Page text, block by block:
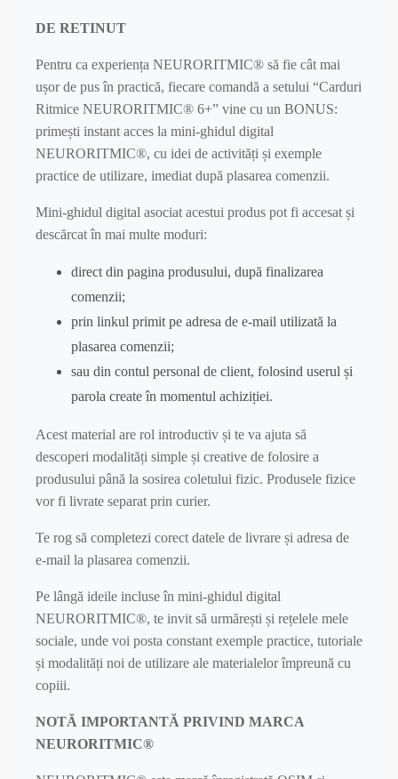
DE RETINUT
Pentru ca experiența NEURORITMIC® să fie cât mai
ușor de pus în practică, fiecare comandă a setului “Carduri
Ritmice NEURORITMIC® 6+” vine cu un BONUS:
primești instant acces la mini-ghidul digital
NEURORITMIC®, cu idei de activități și exemple
practice de utilizare, imediat după plasarea comenzii.
Mini-ghidul digital asociat acestui produs pot fi accesat și
descărcat în mai multe moduri:
direct din pagina produsului, după finalizarea
comenzii;
prin linkul primit pe adresa de e-mail utilizată la
plasarea comenzii;
sau din contul personal de client, folosind userul și
parola create în momentul achiziției.
Acest material are rol introductiv și te va ajuta să
descoperi modalități simple și creative de folosire a
produsului până la sosirea coletului fizic. Produsele fizice
vor fi livrate separat prin curier.
Te rog să completezi corect datele de livrare și adresa de
e-mail la plasarea comenzii.
Pe lângă ideile incluse în mini-ghidul digital
NEURORITMIC®, te invit să urmărești și rețelele mele
sociale, unde voi posta constant exemple practice, tutoriale
și modalități noi de utilizare ale materialelor împreună cu
copiii.
NOTĂ IMPORTANTĂ PRIVIND MARCA
NEURORITMIC®